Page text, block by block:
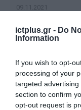
ictplus.gr - Do
Information
If you wish to opt-
processing of your
targeted
section to confirm
opt-out request is
ουδετερότητας
οικονομιών
ανάπτυξης. Η
αυτό,